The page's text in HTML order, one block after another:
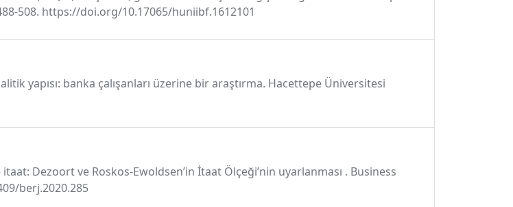
508. https://doi.org/10.17065/huniibf.1612101
yapısı: banka çalışanları üzerine bir araştırma. Hacettepe Üniversitesi
Dezoort ve Roskos-Ewoldsen’in İtaat Ölçeği’nin uyarlanması . Business
berj.2020.285